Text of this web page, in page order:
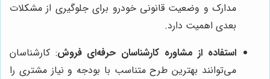
مدارک و وضعیت قانونی خودرو برای جلوگیری از مشکلات
بعدی اهمیت دارد.
استفاده از مشاوره کارشناسان حرفه‌ای فروش: کارشناسان
می‌توانند بهترین طرح متناسب با بودجه و نیاز مشتری را